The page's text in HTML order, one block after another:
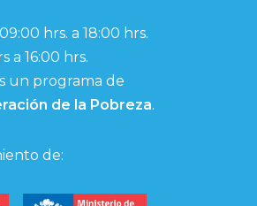
hrs. a 18:00 hrs.
a 16:00 hrs.
un programa de
de la Pobreza.
de: